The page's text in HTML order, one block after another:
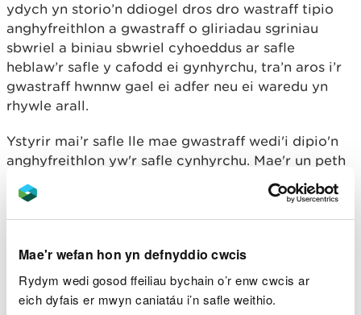
Mae'r wefan hon yn defnyddio cwcis
Rydym wedi gosod ffeiliau bychain o’r enw cwcis ar
eich dyfais er mwyn caniatáu i’n safle weithio.
ydych yn storio’n ddiogel dros dro wastraff tipio
anghyfreithlon a gwastraff o gliriadau sgriniau
sbwriel a biniau sbwriel cyhoeddus ar safle
heblaw’r safle y cafodd ei gynhyrchu, tra’n aros i’r
gwastraff hwnnw gael ei adfer neu ei waredu yn
rhywle arall.
Ystyrir mai’r safle lle mae gwastraff wedi'i dipio'n
anghyfreithlon yw'r safle cynhyrchu. Mae'r un peth
yn wir am wastraff sydd wedi’i glirio o sgriniau
sbwriel ar ddyfrffyrdd neu pan fo gwastraff wedi'i
roi mewn biniau sbwriel cyhoeddus. Pan fydd
storio cyn iddynt gael eu casglu i'w hadfer yn
derfynol neu eu gwaredu yn rhywle arall, yna mae
angen cael trwydded amgylcheddol ar gyfer y safle